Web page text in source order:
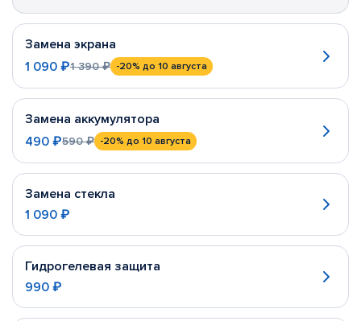
Замена экрана
1 090 ₽1 390 ₽ -20% до 10 августа
Замена аккумулятора
490 ₽590 ₽ -20% до 10 августа
Замена стекла
1 090 ₽
Гидрогелевая защита
990 ₽